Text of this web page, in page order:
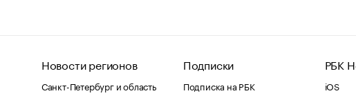
Новости регионов
Санкт-Петербург и область
Подписки
Подписка на РБК
РБК
iOS